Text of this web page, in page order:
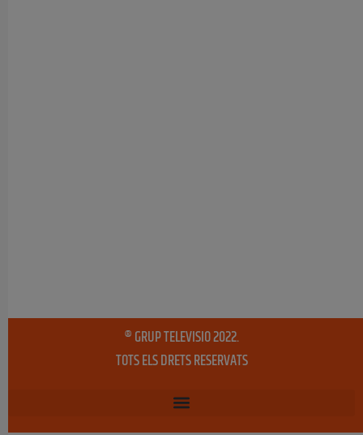
® GRUP TELEVISIO 2022.
TOTS ELS DRETS RESERVATS